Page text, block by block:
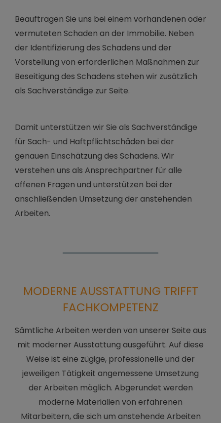
Beauftragen Sie uns bei einem vorhandenen oder
vermuteten Schaden an der Immobilie. Neben
der Identifizierung des Schadens und der
Vorstellung von erforderlichen Maßnahmen zur
Beseitigung des Schadens stehen wir zusätzlich
als Sachverständige zur Seite.
Damit unterstützen wir Sie als Sachverständige
für Sach- und Haftpflichtschäden bei der
genauen Einschätzung des Schadens. Wir
verstehen uns als Ansprechpartner für alle
offenen Fragen und unterstützen bei der
anschließenden Umsetzung der anstehenden
Arbeiten.
MODERNE AUSSTATTUNG TRIFFT
FACHKOMPETENZ
Sämtliche Arbeiten werden von unserer Seite aus
mit moderner Ausstattung ausgeführt. Auf diese
Weise ist eine zügige, professionelle und der
jeweiligen Tätigkeit angemessene Umsetzung
der Arbeiten möglich. Abgerundet werden
moderne Materialien von erfahrenen
Mitarbeitern, die sich um anstehende Arbeiten